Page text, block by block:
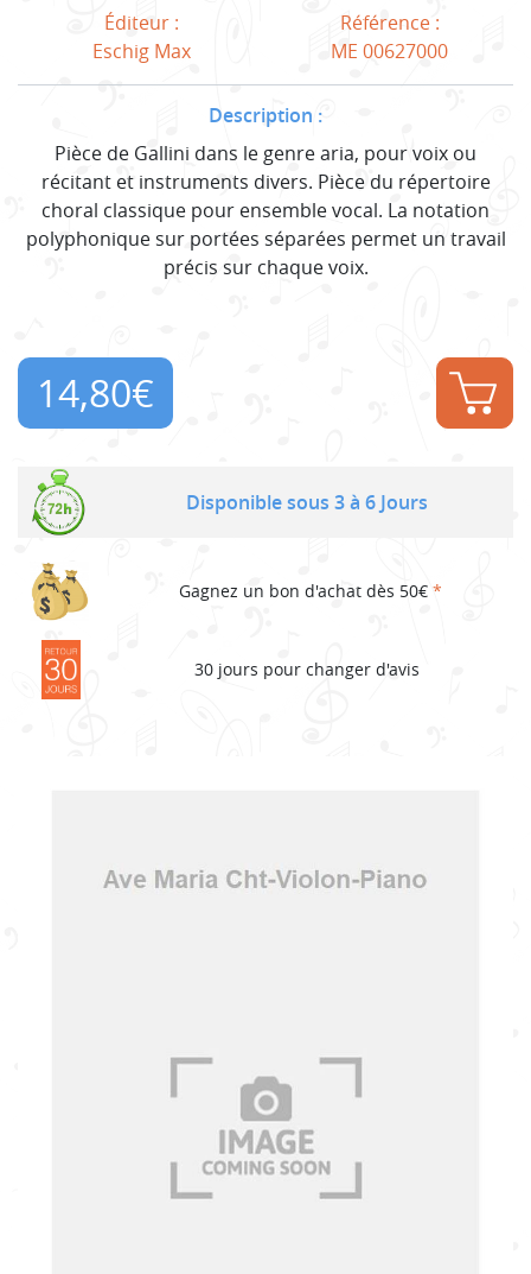
Éditeur :
Eschig Max
Référence :
ME 00627000
Description :
Pièce de Gallini dans le genre aria, pour voix ou
récitant et instruments divers. Pièce du répertoire
choral classique pour ensemble vocal. La notation
polyphonique sur portées séparées permet un travail
précis sur chaque voix.
14,80€
Disponible sous 3 à 6 Jours
Gagnez un bon d'achat dès 50€ *
30 jours pour changer d'avis